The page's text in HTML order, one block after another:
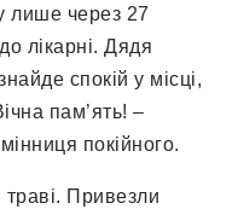
лише через 27
лікарні. Дядя
спокій у місці,
пам’ять! –
покійного.
траві. Привезли